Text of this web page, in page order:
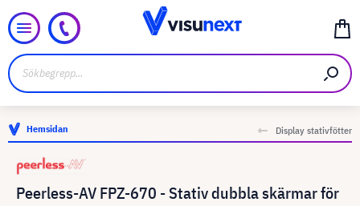
Hemsidan Display stativfötter
Peerless-AV FPZ-670 - Stativ dubbla skärmar för